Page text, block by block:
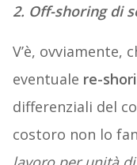
2. Off-shoring di
V’è, ovviamente,
eventuale re-
differenziali del
costoro non lo